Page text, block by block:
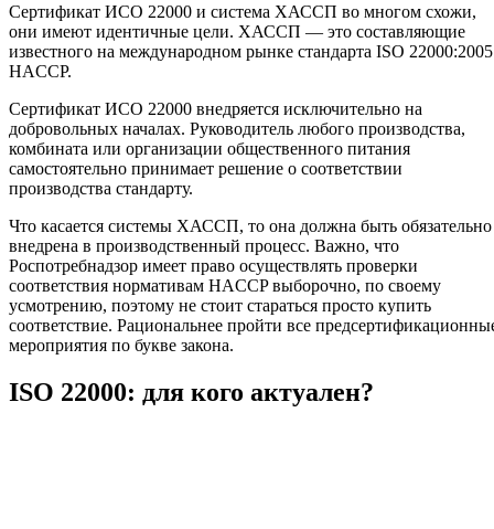
Сертификат ИСО 22000 и система ХАССП во многом схожи,
они имеют идентичные цели. ХАССП — это составляющие
известного на международном рынке стандарта ISO 22000:2005
HACCP.
Сертификат ИСО 22000 внедряется исключительно на
добровольных началах. Руководитель любого производства,
комбината или организации общественного питания
самостоятельно принимает решение о соответствии
производства стандарту.
Что касается системы ХАССП, то она должна быть обязательно
внедрена в производственный процесс. Важно, что
Роспотребнадзор имеет право осуществлять проверки
соответствия нормативам HACCP выборочно, по своему
усмотрению, поэтому не стоит стараться просто купить
соответствие. Рациональнее пройти все
мероприятия по букве закона.
ISO 22000: для кого актуален?